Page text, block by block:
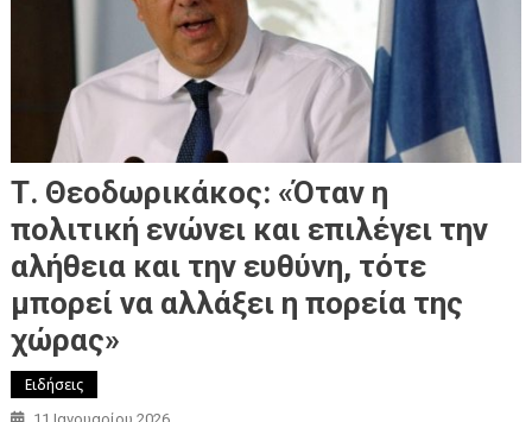
Τ. Θεοδωρικάκος: «Όταν η
πολιτική ενώνει και επιλέγει την
αλήθεια και την ευθύνη, τότε
μπορεί να αλλάξει η πορεία της
χώρας»
Ειδήσεις